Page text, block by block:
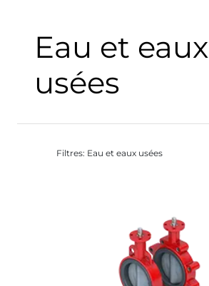
Eau et eaux
usées
Filtres: Eau et eaux usées